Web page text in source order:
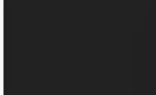
Sketchbook5,